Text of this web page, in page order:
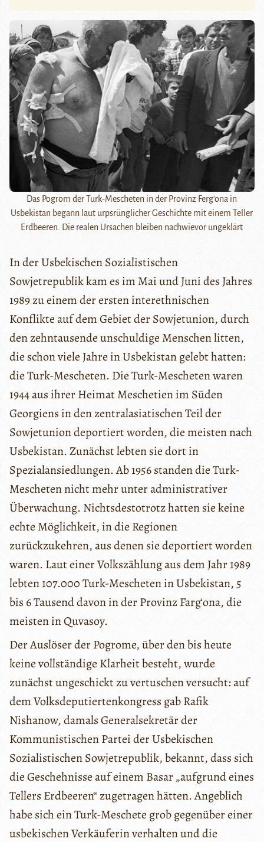
Das Pogrom der Turk-Mescheten in der Provinz Ferg'ona in
Usbekistan begann laut urpsrünglicher Geschichte mit einem Teller
Erdbeeren. Die realen Ursachen bleiben nachwievor ungeklärt
In der Usbekischen Sozialistischen
Sowjetrepublik kam es im Mai und Juni des Jahres
1989 zu einem der ersten interethnischen
Konflikte auf dem Gebiet der Sowjetunion, durch
den zehntausende unschuldige Menschen litten,
die schon viele Jahre in Usbekistan gelebt hatten:
die Turk-Mescheten. Die Turk-Mescheten waren
1944 aus ihrer Heimat Meschetien im Süden
Georgiens in den zentralasiatischen Teil der
Sowjetunion deportiert worden, die meisten nach
Usbekistan. Zunächst lebten sie dort in
Spezialansiedlungen. Ab 1956 standen die Turk-
Mescheten nicht mehr unter administrativer
Überwachung. Nichtsdestotrotz hatten sie keine
echte Möglichkeit, in die Regionen
zurückzukehren, aus denen sie deportiert worden
waren. Laut einer Volkszählung aus dem Jahr 1989
lebten 107.000 Turk-Mescheten in Usbekistan, 5
bis 6 Tausend davon in der Provinz Farg‘ona, die
meisten in Quvasoy.
Der Auslöser der Pogrome, über den bis heute
keine vollständige Klarheit besteht, wurde
zunächst ungeschickt zu vertuschen versucht: auf
dem Volksdeputiertenkongress gab Rafik
Nishanow, damals Generalsekretär der
Kommunistischen Partei der Usbekischen
Sozialistischen Sowjetrepublik, bekannt, dass sich
die Geschehnisse auf einem Basar „aufgrund eines
Tellers Erdbeeren“ zugetragen hätten. Angeblich
habe sich ein Turk-Meschete grob gegenüber einer
usbekischen Verkäuferin verhalten und die